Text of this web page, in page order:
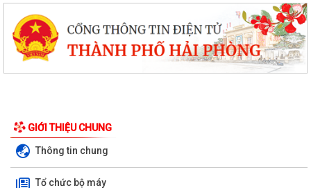
GIỚI THIỆU CHUNG
Thông tin chung
Tổ chức bộ máy